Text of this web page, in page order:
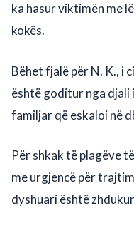
ka hasur viktimën me
kokës.
Bëhet fjalë për N. K., i
është goditur nga djali
familjar që eskaloi në
Për shkak të plagëve
me urgjencë për
dyshuari është